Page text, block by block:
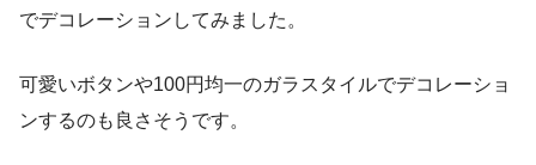
でデコレーションしてみました。
可愛いボタンや100円均一のガラスタイルでデコレーショ
ンするのも良さそうです。